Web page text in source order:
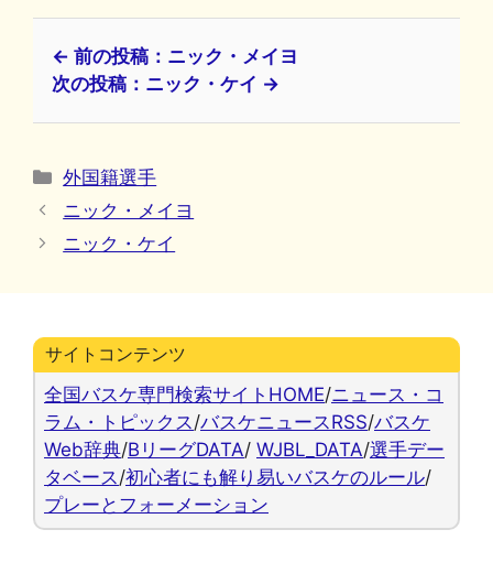
← 前の投稿：ニック・メイヨ
次の投稿：ニック・ケイ →
カ
テ
リ
外国籍選手
ニック・メイヨ
ニック・ケイ
サイトコンテンツ
全国バスケ専門検索サイトHOME/ニュース・コ
ラム・トピックス /バスケニュースRSS/バスケ
Web辞典/BリーグDATA/ WJBL_DATA/選手デー
タベース /初心者にも解り易いバスケのルール/
プレーとフォーメーション